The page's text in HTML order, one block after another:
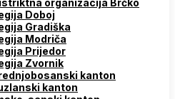
organizacija Brčko
Doboj
Gradiška
Modriča
Prijedor
Zvornik
kanton
kanton